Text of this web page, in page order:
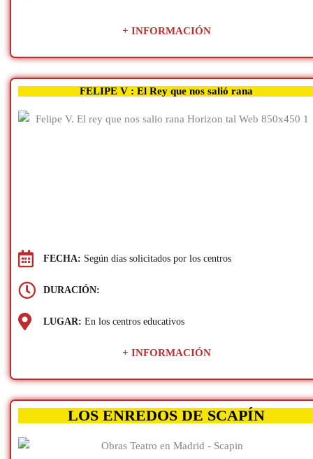
+ INFORMACIÓN
FELIPE V : El Rey que nos salió rana
FECHA: Según días solicitados por los centros
DURACIÓN:
LUGAR: En los centros educativos
+ INFORMACIÓN
LOS ENREDOS DE SCAPÍN